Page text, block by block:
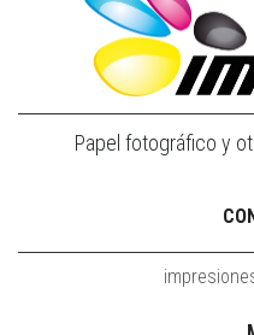
Papel fotográfico y